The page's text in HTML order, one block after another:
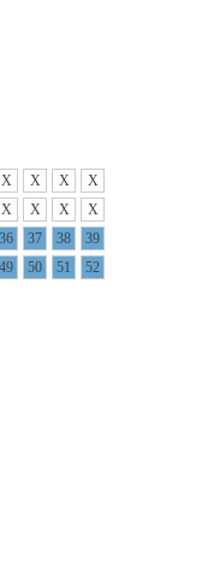
X X X
X
X X X
X
36 37 38
39
49 50 51
52